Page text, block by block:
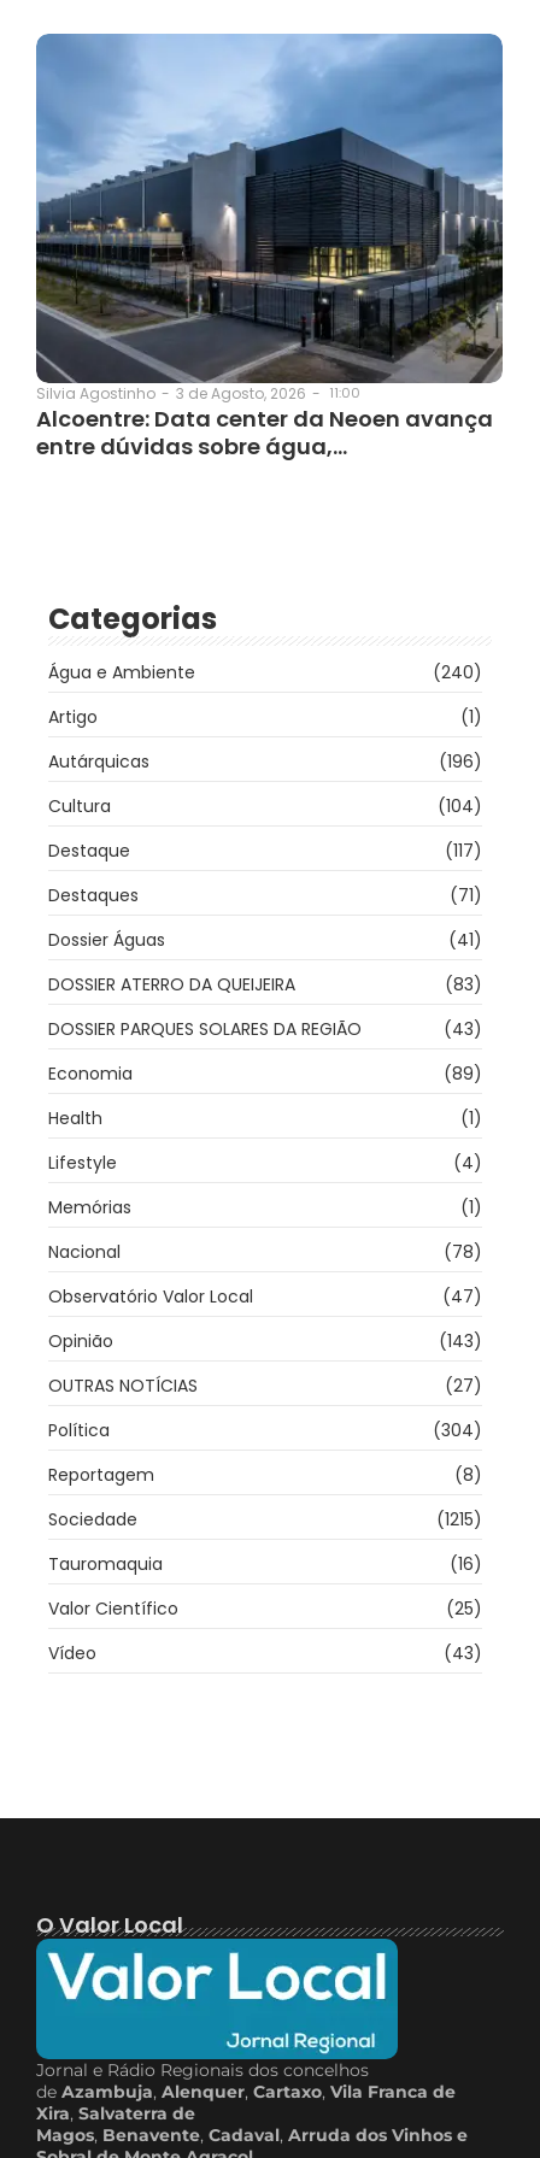
Silvia Agostinho - 3 de Agosto, 2026 - 11:00
Alcoentre: Data center da Neoen avança
entre dúvidas sobre água,…
Categorias
Água e Ambiente
(240)
Artigo
(1)
Autárquicas
(196)
Cultura
(104)
Destaque
(117)
Destaques
(71)
Dossier Águas
(41)
DOSSIER ATERRO DA QUEIJEIRA
(83)
DOSSIER PARQUES SOLARES DA REGIÃO
(43)
Economia
(89)
Health
(1)
Lifestyle
(4)
Memórias
(1)
Nacional
(78)
Observatório Valor Local
(47)
Opinião
(143)
OUTRAS NOTÍCIAS
(27)
Política
(304)
Reportagem
(8)
Sociedade
(1215)
Tauromaquia
(16)
Valor Científico
(25)
Vídeo
(43)
O Valor Local
Jornal e Rádio Regionais dos concelhos
de Azambuja, Alenquer, Cartaxo, Vila Franca de
Xira, Salvaterra de
Magos, Benavente, Cadaval, Arruda dos Vinhos e